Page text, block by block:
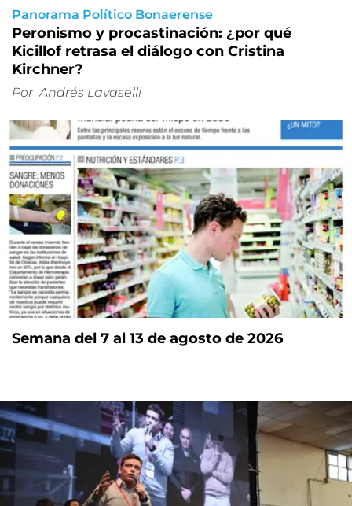
Panorama Político Bonaerense
Peronismo y procastinación: ¿por qué
Kicillof retrasa el diálogo con Cristina
Kirchner?
Por Andrés Lavaselli
Semana del 7 al 13 de agosto de 2026